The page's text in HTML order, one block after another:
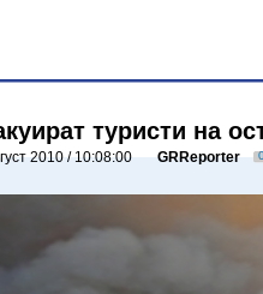
туристи на
2010 / 10:08:00 GRReporter